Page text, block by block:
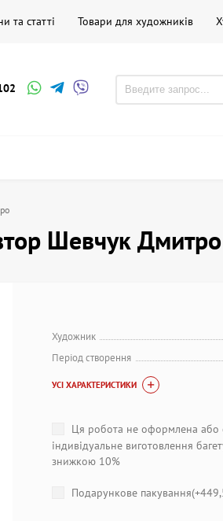
та статті Товари для художників
Шевчук Дмитро
Художник
Період створення
УСІ ХАРАКТЕРИСТИКИ
Ця робота не оформлена або
індивідуальне виготовлення
знижкою 10%
Подарункове пакування(+